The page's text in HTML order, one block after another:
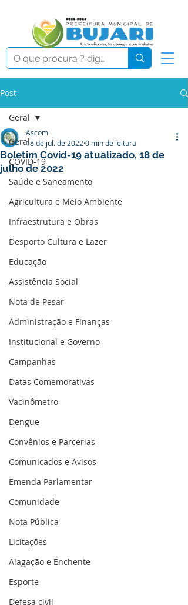
Post
Geral
COVID-19
Saúde e Saneamento
Agricultura e Meio Ambiente
Infraestrutura e Obras
Desporto Cultura e Lazer
Educação
Assistência Social
Nota de Pesar
Administração e Finanças
Institucional e Governo
Campanhas
Datas Comemorativas
Vacinômetro
Dengue
Convênios e Parcerias
Comunicados e Avisos
Emenda Parlamentar
Comunidade
Nota Pública
Licitações
Alagação e Enchente
Esporte
Defesa civil
Geral
Boletim Covid-19 atualizado, 18 de
julho de 2022
Ascom
18 de jul. de 2022 0 min de leitura